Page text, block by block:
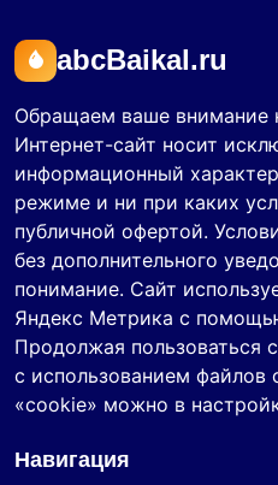
abcBaikal.ru
Обращаем ваше внимание
Интернет-сайт носит
информационный
режиме и ни при каких
публичной офертой.
без дополнительного
понимание. Сайт
Яндекс Метрика с
Продолжая пользоваться
с использованием файлов
«cookie» можно в
Навигация